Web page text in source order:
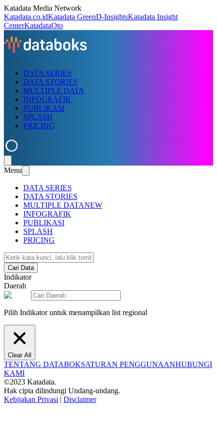
Katadata Media Network
Katadata.co.idKatadata GreenD-InsightsKatadata Insight
CenterKatadataOto
DATA SERIES
DATA STORIES
MULTIPLE DATA
INFOGRAFIK
PUBLIKASI
SPLASH
PRICING
Menu
DATA SERIES
DATA STORIES
MULTIPLE DATANEW
INFOGRAFIK
PUBLIKASI
SPLASH
PRICING
Cari Data
Indikator
Daerah
Pilih Indikator untuk menampilkan list regional
Clear All
TENTANG DATABOKSATURAN PENGGUNAANHUBUNGI
KAMI
©2023 Katadata.
Hak cipta dilindungi Undang-undang.
Kebijakan Privasi | Disclaimer